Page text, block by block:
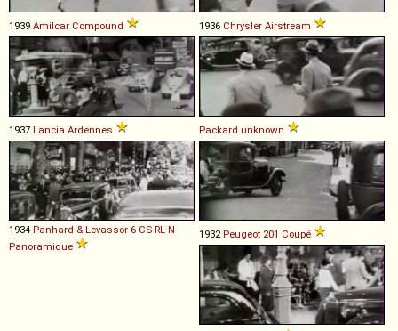
1939 Amilcar Compound 1936 Chrysler Airstream
1937 Lancia Ardennes Packard unknown
1934 Panhard & Levassor 6 CS RL-N
Panoramique
1932Peugeot 201 Coupé